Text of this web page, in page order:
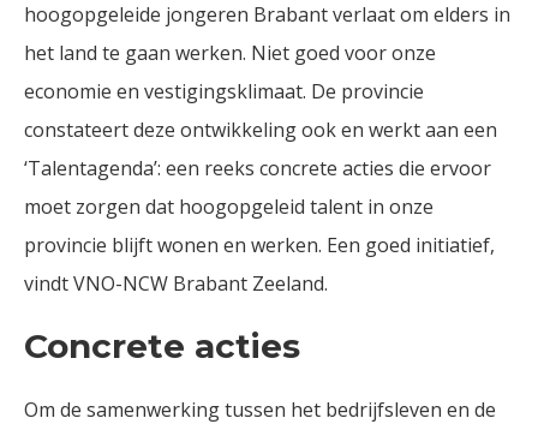
hoogopgeleide jongeren Brabant verlaat om elders in
het land te gaan werken. Niet goed voor onze
economie en vestigingsklimaat. De provincie
constateert deze ontwikkeling ook en werkt aan een
‘Talentagenda’: een reeks concrete acties die ervoor
moet zorgen dat hoogopgeleid talent in onze
provincie blijft wonen en werken. Een goed initiatief,
vindt VNO-NCW Brabant Zeeland.
Concrete acties
Om de samenwerking tussen het bedrijfsleven en de